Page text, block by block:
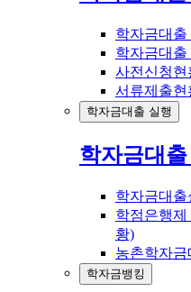
학자금대출
학자금대출
사전신청현
서류제출현
학자금대출 실행
학자금대
학자금대
학점은행제
황)
농촌학자금
학자금뱅킹